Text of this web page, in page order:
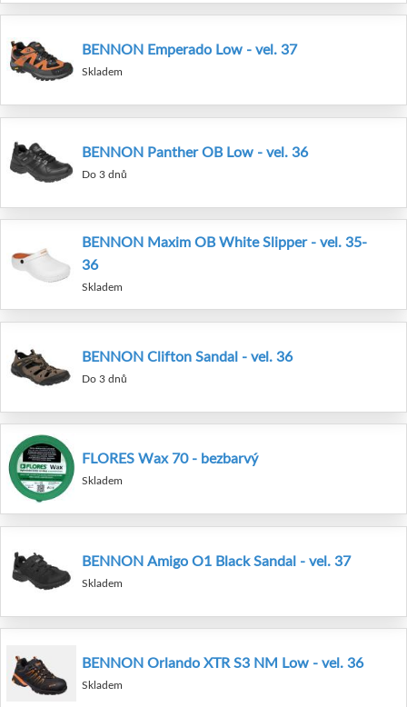
BENNON Emperado Low - vel. 37
Skladem
BENNON Panther OB Low - vel. 36
Do 3 dnů
BENNON Maxim OB White Slipper - vel. 35-
36
Skladem
BENNON Clifton Sandal - vel. 36
Do 3 dnů
FLORES Wax 70 - bezbarvý
Skladem
BENNON Amigo O1 Black Sandal - vel. 37
Skladem
BENNON Orlando XTR S3 NM Low - vel. 36
Skladem